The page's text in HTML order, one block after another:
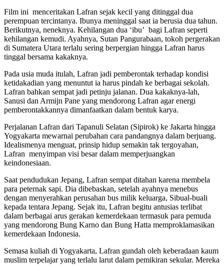
Film ini menceritakan Lafran sejak kecil yang ditinggal dua
perempuan tercintanya. Ibunya meninggal saat ia berusia dua tahun.
Berikutnya, neneknya. Kehilangan dua ‘ibu’ bagi Lafran seperti
kehilangan kemudi. Ayahnya, Sutan Pangurabaan, tokoh pergerakan
di Sumatera Utara terlalu sering berpergian hingga Lafran harus
tinggal bersama kakaknya.
Pada usia muda itulah, Lafran jadi pemberontak terhadap kondisi
ketidakadian yang menuntut ia harus pindah ke berbagai sekolah.
Lafran bahkan sempat jadi petinju jalanan. Dua kakaknya-lah,
Sanusi dan Armijn Pane yang mendorong Lafran agar energi
pemberontakkannya dimanfaatkan dalam bentuk karya.
Perjalanan Lafran dari Tapanuli Selatan (Sipirok) ke Jakarta hingga
Yogyakarta mewarnai perubahan cara pandangnya dalam berjuang.
Idealismenya menguat, prinsip hidup semakin tak tergoyahan,
Lafran menyimpan visi besar dalam memperjuangkan
keindonesiaan.
Saat pendudukan Jepang, Lafran sempat ditahan karena membela
para peternak sapi. Dia dibebaskan, setelah ayahnya menebus
dengan menyerahkan perusahan bus milik keluarga, Sibual-buali
kepada tentara Jepang. Sejak itu, Lafran begitu antusias terlibat
dalam berbagai arus gerakan kemerdekaan termasuk para pemuda
yang mendorong Bung Karno dan Bung Hatta memproklamasikan
kemerdekaan Indonesia.
Semasa kuliah di Yogyakarta, Lafran gundah oleh keberadaan kaum
muslim terpelajar yang terlalu larut dalam pemikiran sekular. Mereka